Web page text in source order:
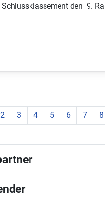
Schlussklassement den 9.
2 3 4 5 6 7 8